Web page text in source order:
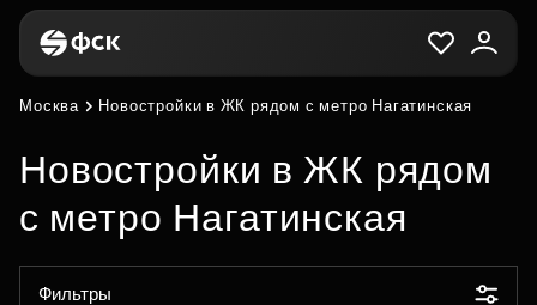
Москва Новостройки в ЖК рядом с метро Нагатинская
Новостройки в ЖК рядом
с метро Нагатинская
Фильтры